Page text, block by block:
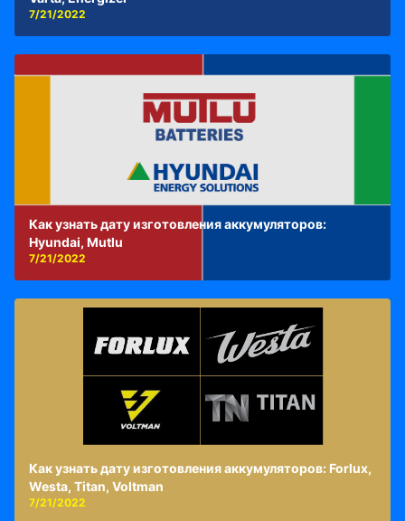
7/21/2022
Как узнать дату изготовления аккумуляторов:
Hyundai, Mutlu
7/21/2022
Как узнать дату изготовления аккумуляторов: Forlux,
Westa, Titan, Voltman
7/21/2022